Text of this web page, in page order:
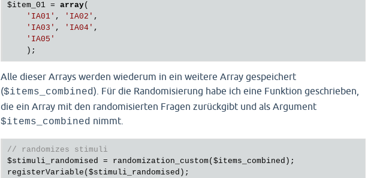
$item_01 = array(
'IA01' , 'IA02' ,
'IA03' , 'IA04' ,
'IA05'
Alle dieser Arrays werden wiederum in ein weitere Array gespeichert
($items_combined). Für die Randomisierung habe ich eine Funktion geschrieben,
die ein Array mit den randomisierten Fragen zurückgibt und als Argument
$items_combined nimmt.
// randomizes stimuli
$stimuli_randomised = randomization_custom( $items_combined );
registerVariable( $stimuli_randomised